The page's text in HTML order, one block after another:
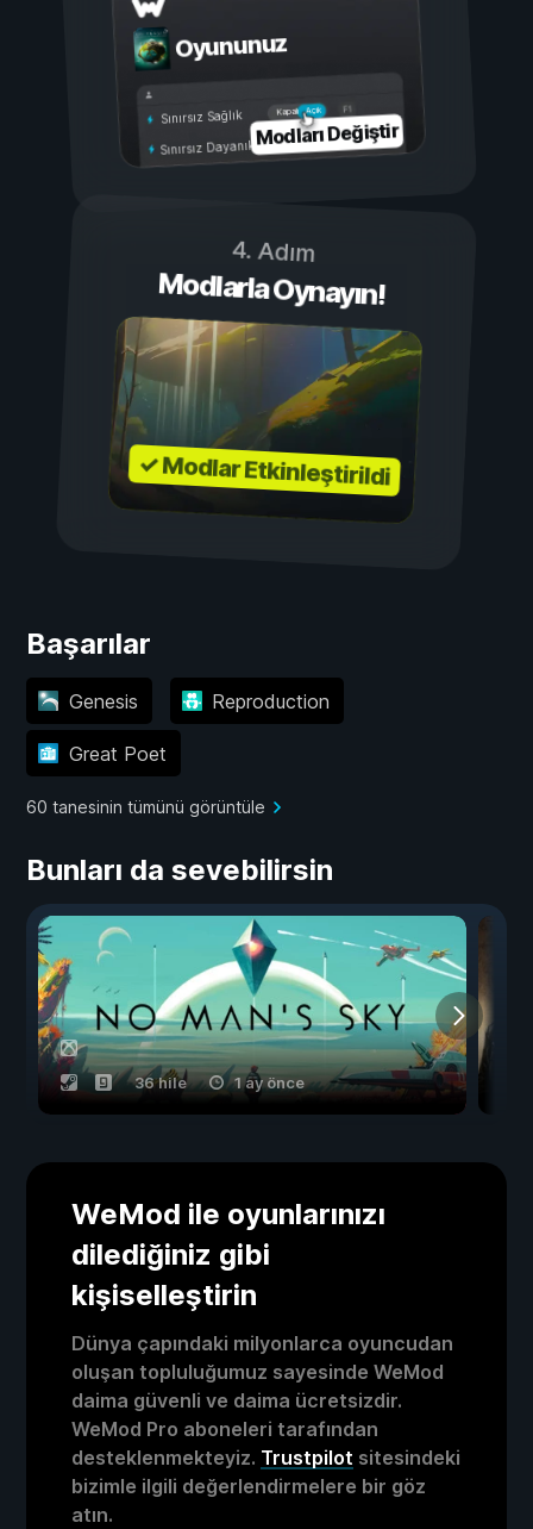
Oyununuz
Açık
Kapalı
Sınırsız Sağlık
Sınırsız DayanıklılıkModları Değiştir
4. Adım
Modlarla Oynayın!
✓ Modlar Etkinleştirildi
Başarılar
Genesis Reproduction
Great Poet
60 tanesinin tümünü görüntüle
Bunları da sevebilirsin
36 hile 1 ay önce
WeMod ile oyunlarınızı
dilediğiniz gibi
kişiselleştirin
Dünya çapındaki milyonlarca oyuncudan
oluşan topluluğumuz sayesinde WeMod
daima güvenli ve daima ücretsizdir.
WeMod Pro aboneleri tarafından
desteklenmekteyiz. Trustpilot sitesindeki
bizimle ilgili değerlendirmelere bir göz
atın.